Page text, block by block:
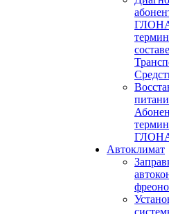
составе
Автоклимат